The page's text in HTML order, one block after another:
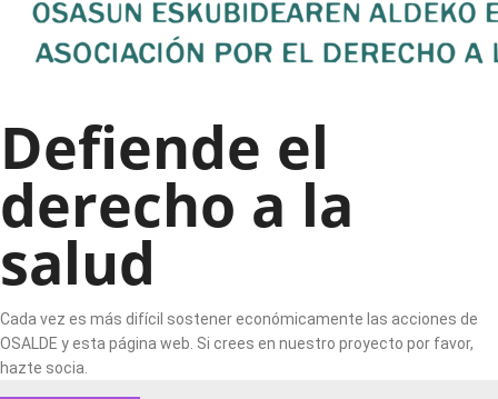
Defiende el
derecho a la
salud
Cada vez es más difícil sostener económicamente las acciones de
OSALDE y esta página web. Si crees en nuestro proyecto por favor,
hazte socia.